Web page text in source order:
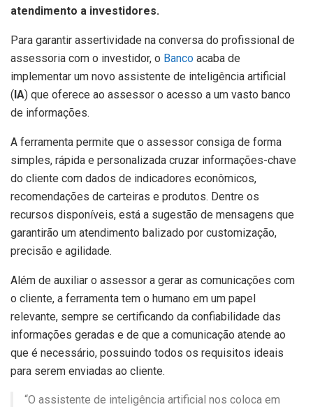
atendimento a investidores.
Para garantir assertividade na conversa do profissional de
assessoria com o investidor, o Banco acaba de
implementar um novo assistente de inteligência artificial
(IA) que oferece ao assessor o acesso a um vasto banco
de informações.
A ferramenta permite que o assessor consiga de forma
simples, rápida e personalizada cruzar informações-chave
do cliente com dados de indicadores econômicos,
recomendações de carteiras e produtos. Dentre os
recursos disponíveis, está a sugestão de mensagens que
garantirão um atendimento balizado por customização,
precisão e agilidade.
Além de auxiliar o assessor a gerar as comunicações com
o cliente, a ferramenta tem o humano em um papel
relevante, sempre se certificando da confiabilidade das
informações geradas e de que a comunicação atende ao
que é necessário, possuindo todos os requisitos ideais
para serem enviadas ao cliente.
“O assistente de inteligência artificial nos coloca em